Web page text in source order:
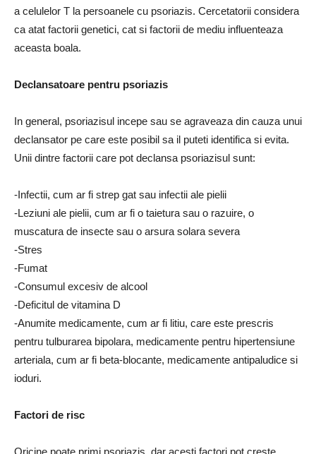
a celulelor T la persoanele cu psoriazis. Cercetatorii considera
ca atat factorii genetici, cat si factorii de mediu influenteaza
aceasta boala.
Declansatoare pentru psoriazis
In general, psoriazisul incepe sau se agraveaza din cauza unui
declansator pe care este posibil sa il puteti identifica si evita.
Unii dintre factorii care pot declansa psoriazisul sunt:
-Infectii, cum ar fi strep gat sau infectii ale pielii
-Leziuni ale pielii, cum ar fi o taietura sau o razuire, o
muscatura de insecte sau o arsura solara severa
-Stres
-Fumat
-Consumul excesiv de alcool
-Deficitul de vitamina D
-Anumite medicamente, cum ar fi litiu, care este prescris
pentru tulburarea bipolara, medicamente pentru hipertensiune
arteriala, cum ar fi beta-blocante, medicamente antipaludice si
ioduri.
Factori de risc
Oricine poate primi psoriazis, dar acești factori pot crește